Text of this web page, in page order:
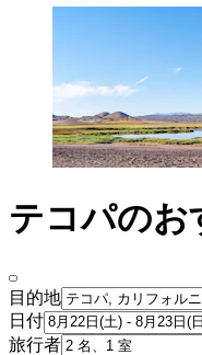
テコパのお
目的地
日付
旅行者